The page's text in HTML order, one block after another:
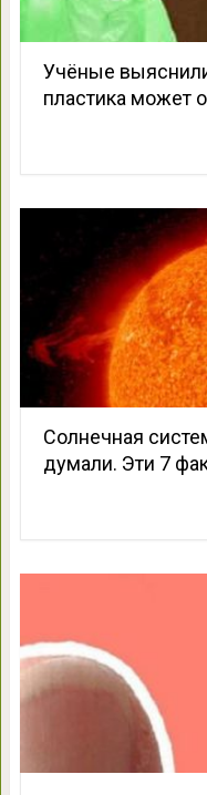
Учёные
пластика может
Солнечная
думали. Эти 7